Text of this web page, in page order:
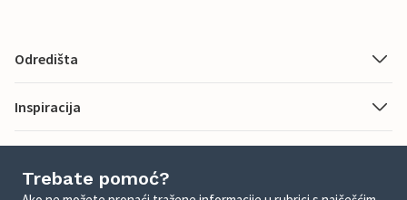
Odredišta
Inspiracija
Trebate pomoć?